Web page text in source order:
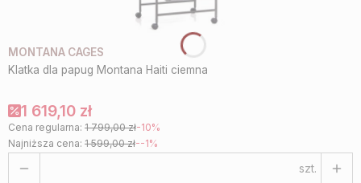
MONTANA CAGES
Klatka dla papug Montana Haiti ciemna
1 619,10 zł
Cena regularna: 1 799,00 zł-10%
Najniższa cena: 1 599,00 zł--1%
szt.